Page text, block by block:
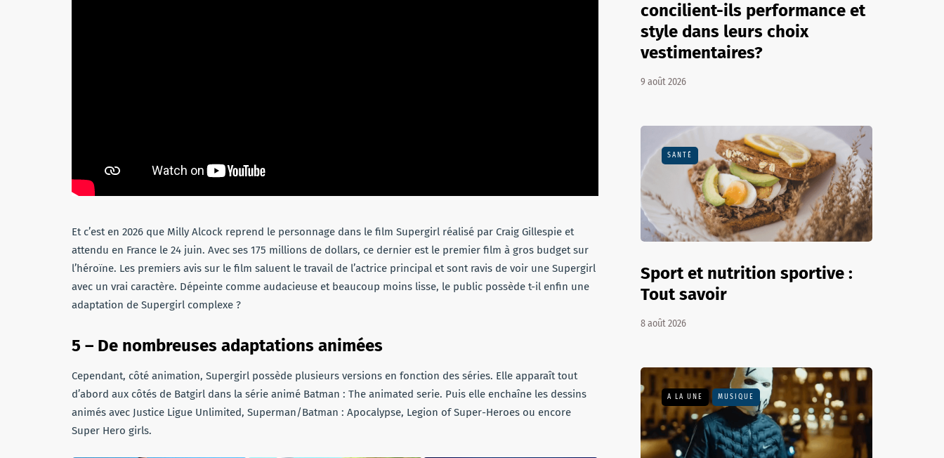
Et c’est en 2026 que Milly Alcock reprend le personnage dans le film Supergirl réalisé par Craig Gillespie et
attendu en France le 24 juin. Avec ses 175 millions de dollars, ce dernier est le premier film à gros budget sur
l’héroïne. Les premiers avis sur le film saluent le travail de l’actrice principal et sont ravis de voir une Supergirl
avec un vrai caractère. Dépeinte comme audacieuse et beaucoup moins lisse, le public possède t-il enfin une
adaptation de Supergirl complexe ?
5 – De nombreuses adaptations animées
Cependant, côté animation, Supergirl possède plusieurs versions en fonction des séries. Elle apparaît tout
d’abord aux côtés de Batgirl dans la série animé Batman : The animated serie. Puis elle enchaîne les dessins
animés avec Justice Ligue Unlimited, Superman/Batman : Apocalypse, Legion of Super-Heroes ou encore
Super Hero girls.
concilient-ils performance et
style dans leurs choix
vestimentaires?
9 août 2026
SANTÉ
Sport et nutrition sportive :
Tout savoir
8 août 2026
A LA UNE MUSIQUE